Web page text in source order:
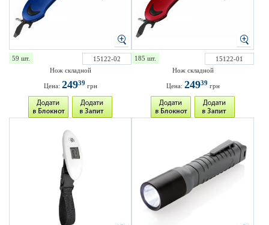
59 шт.
15122-02
Нож складной
Цена: 24939 грн
185 шт.
15122-01
Нож складной
Цена: 24939 грн